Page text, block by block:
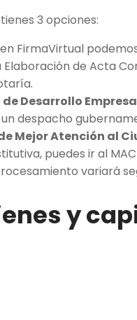
3 opciones:
FirmaVirtual
de Acta
de Desarrollo
despacho
Mejor Atención al
puedes ir al MAC
variará
y